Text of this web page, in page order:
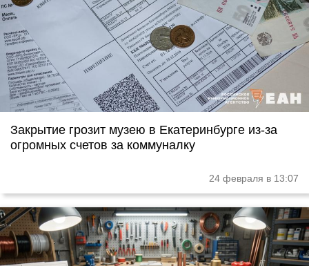
Закрытие грозит музею в Екатеринбурге из-за
огромных счетов за коммуналку
24 февраля в 13:07